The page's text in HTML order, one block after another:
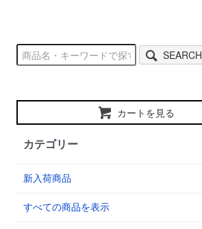
SEARCH
カートを見る
カテゴリー
新入荷商品
すべての商品を表示